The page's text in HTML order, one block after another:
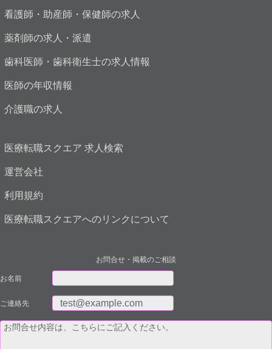
看護師・助産師・保健師の求人
薬剤師の求人・派遣
歯科医師・歯科衛生士の求人情報
医師の年収情報
介護職の求人
医療転職スクエア 求人検索
運営会社
利用規約
医療転職スクエアへのリンクについて
お問合せ・掲載のご相談
お名前
ご連絡先